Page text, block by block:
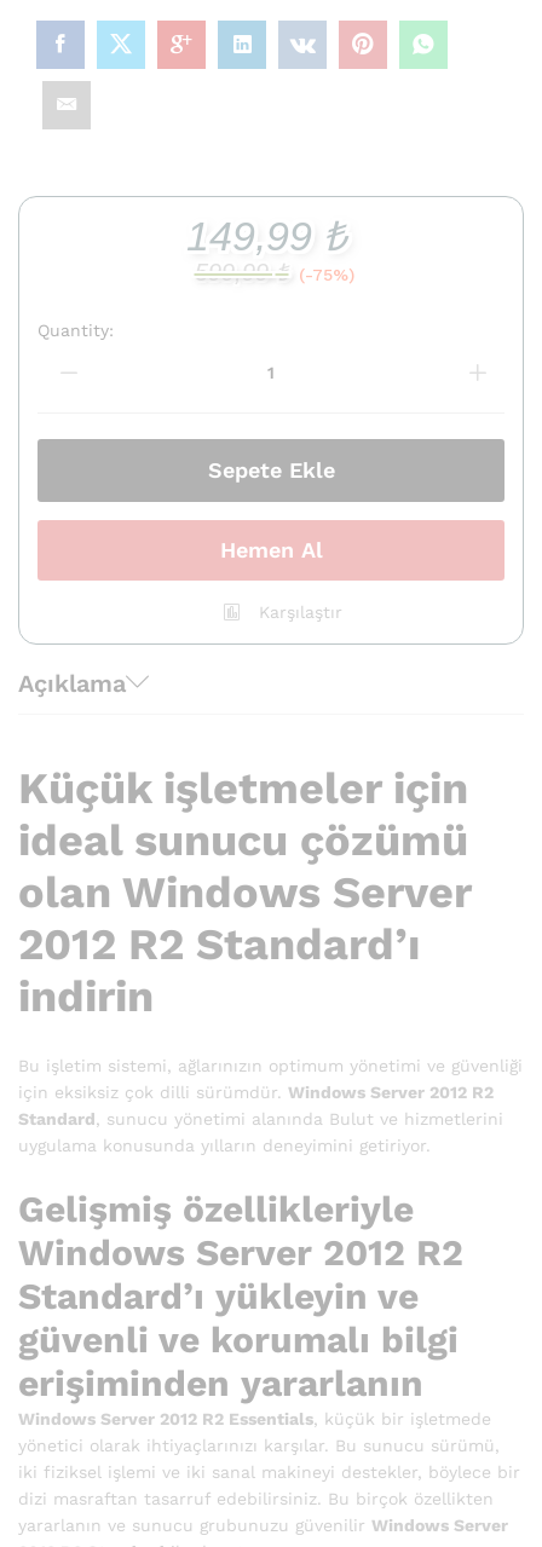
149,99 ₺
599,99₺ (-75%)
Windows
Standard
Quantity:
Sepete Ekle
Hemen Al
Karşılaştır
Açıklama
Küçük işletmeler için
ideal sunucu çözümü
olan Windows Server
2012 R2 Standard’ı
indirin
Bu işletim sistemi, ağlarınızın optimum yönetimi ve güvenliği
için eksiksiz çok dilli sürümdür. Windows Server 2012 R2
Standard , sunucu yönetimi alanında Bulut ve hizmetlerini
uygulama konusunda yılların deneyimini getiriyor.
Gelişmiş özellikleriyle
Windows Server 2012 R2
Standard’ı yükleyin ve
güvenli ve korumalı bilgi
erişiminden yararlanın
Windows Server 2012 R2 Essentials , küçük bir işletmede
yönetici olarak ihtiyaçlarınızı karşılar. Bu sunucu sürümü,
iki fiziksel işlemi ve iki sanal makineyi destekler, böylece bir
dizi masraftan tasarruf edebilirsiniz. Bu birçok özellikten
yararlanın ve sunucu grubunuzu güvenilir Windows Server